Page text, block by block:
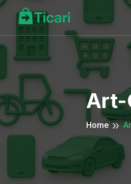
Art-
Home